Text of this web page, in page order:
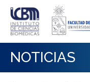
NOTICIAS